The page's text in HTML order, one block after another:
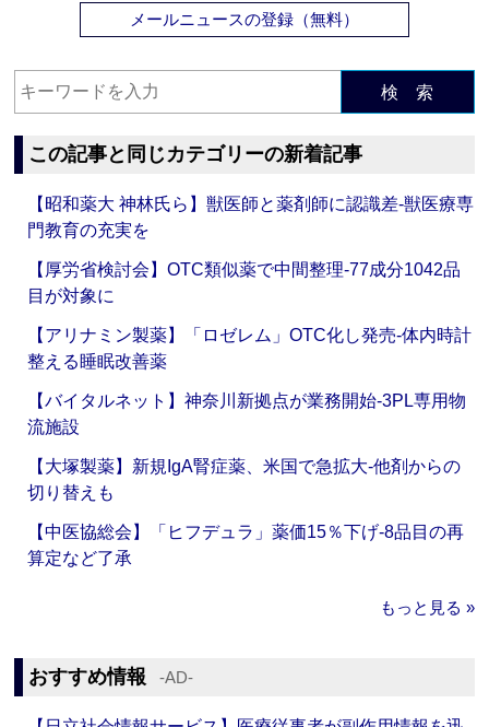
メールニュースの登録（無料）
検 索
この記事と同じカテゴリーの新着記事
【昭和薬大 神林氏ら】獣医師と薬剤師に認識差‐獣医療専
門教育の充実を
【厚労省検討会】OTC類似薬で中間整理‐77成分1042品
目が対象に
【アリナミン製薬】「ロゼレム」OTC化し発売‐体内時計
整える睡眠改善薬
【バイタルネット】神奈川新拠点が業務開始‐3PL専用物
流施設
【大塚製薬】新規IgA腎症薬、米国で急拡大‐他剤からの
切り替えも
【中医協総会】「ヒフデュラ」薬価15％下げ‐8品目の再
算定など了承
もっと見る »
おすすめ情報 ‐AD‐